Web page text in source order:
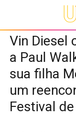
Vin Diesel
a Paul
sua filha
um
Festival